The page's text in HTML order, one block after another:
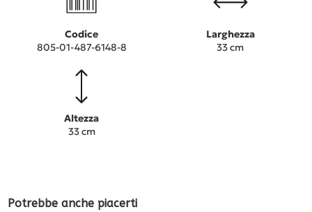
Codice
805-01-487-6148-8
Larghezza
33 cm
Altezza
33 cm
Potrebbe anche piacerti